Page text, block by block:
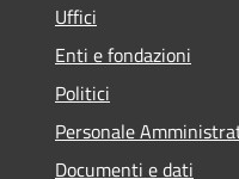
Uffici
Enti e fondazioni
Politici
Personale
Documenti e dati